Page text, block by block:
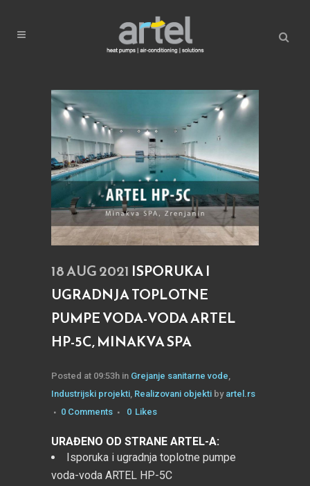
18 AUG 2021 ISPORUKA I
UGRADNJA TOPLOTNE
PUMPE VODA-VODA ARTEL
HP-5C, MINAKVA SPA
Posted at 09:53h in Grejanje sanitarne vode,
Industrijski projekti, Realizovani objekti by artel.rs
0 Comments
0 Likes
URAĐENO OD STRANE ARTEL-A:
Isporuka i ugradnja toplotne pumpe
voda-voda ARTEL HP-5C